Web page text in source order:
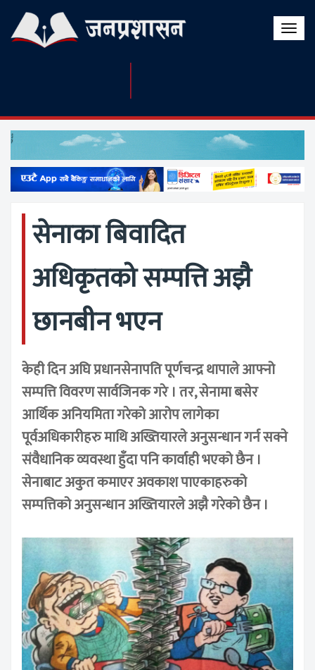
Toggle
सेनाका बिवादित
अधिकृतको सम्पत्ति अझै
छानबीन भएन
केही दिन अघि प्रधानसेनापति पूर्णचन्द्र थापाले आफ्नो
सम्पत्ति विवरण सार्वजिनक गरे । तर, सेनामा बसेर
आर्थिक अनियमिता गरेको आरोप लागेका
पूर्वअधिकारीहरु माथि अख्तियारले अनुसन्धान गर्न सक्ने
संवैधानिक व्यवस्था हुँदा पनि कार्वाही भएको छैन ।
सेनाबाट अकुत कमाएर अवकाश पाएकाहरुको
सम्पत्तिको अनुसन्धान अख्तियारले अझै गरेको छैन ।